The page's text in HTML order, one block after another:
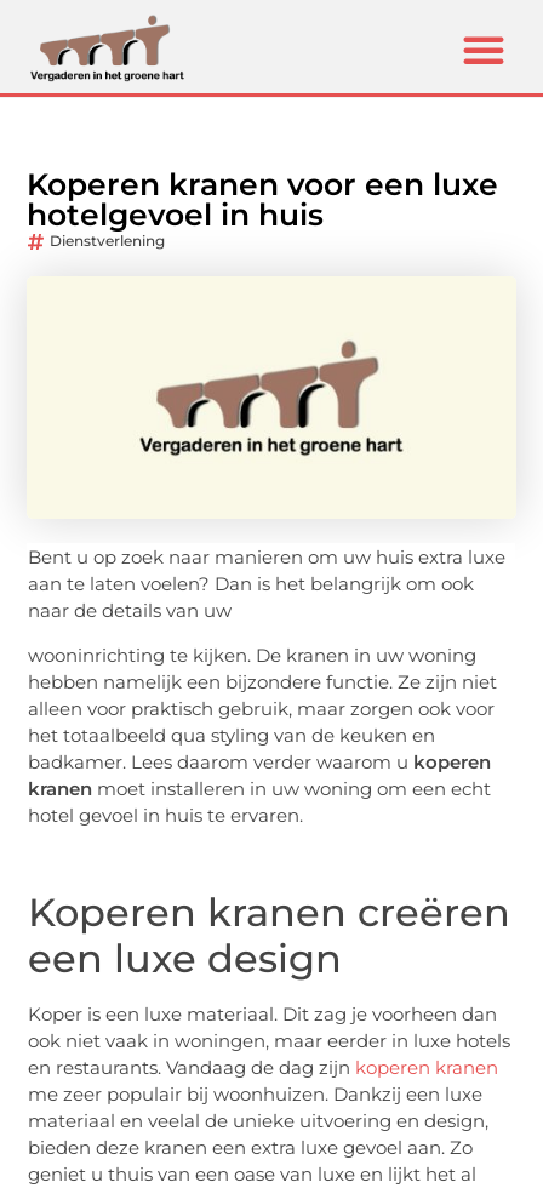
Koperen kranen voor een luxe
hotelgevoel in huis
Dienstverlening
Bent u op zoek naar manieren om uw huis extra luxe
aan te laten voelen? Dan is het belangrijk om ook
naar de details van uw
wooninrichting te kijken. De kranen in uw woning
hebben namelijk een bijzondere functie. Ze zijn niet
alleen voor praktisch gebruik, maar zorgen ook voor
het totaalbeeld qua styling van de keuken en
badkamer. Lees daarom verder waarom u koperen
kranen moet installeren in uw woning om een echt
hotel gevoel in huis te ervaren.
Koperen kranen creëren
een luxe design
Koper is een luxe materiaal. Dit zag je voorheen dan
ook niet vaak in woningen, maar eerder in luxe hotels
en restaurants. Vandaag de dag zijn koperen kranen
me zeer populair bij woonhuizen. Dankzij een luxe
materiaal en veelal de unieke uitvoering en design,
bieden deze kranen een extra luxe gevoel aan. Zo
geniet u thuis van een oase van luxe en lijkt het al